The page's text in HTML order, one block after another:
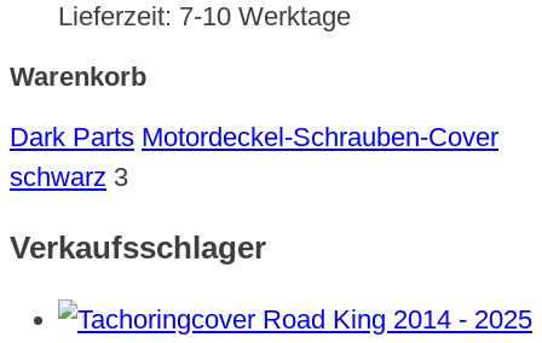
Lieferzeit: 7-10 Werktage
Warenkorb
Dark Parts Motordeckel-Schrauben-Cover
schwarz 3
Verkaufsschlager